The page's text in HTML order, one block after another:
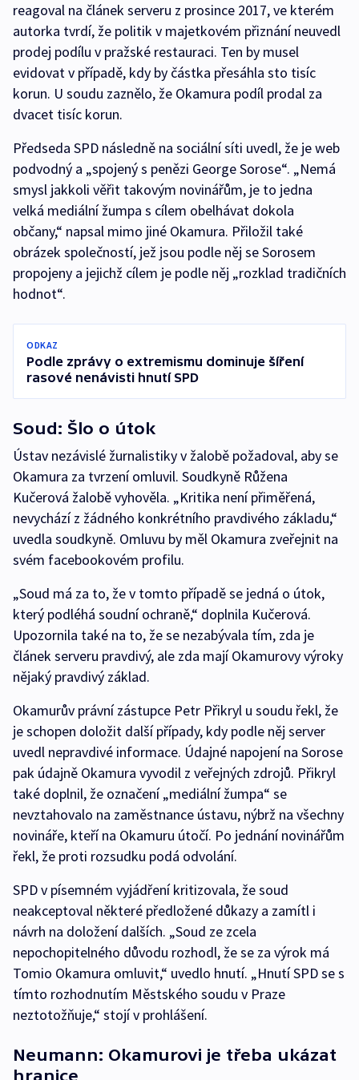
reagoval na článek serveru z prosince 2017, ve kterém
autorka tvrdí, že politik v majetkovém přiznání neuvedl
prodej podílu v pražské restauraci. Ten by musel
evidovat v případě, kdy by částka přesáhla sto tisíc
korun. U soudu zaznělo, že Okamura podíl prodal za
dvacet tisíc korun.
Předseda SPD následně na sociální síti uvedl, že je web
podvodný a „spojený s penězi George Sorose“. „Nemá
smysl jakkoli věřit takovým novinářům, je to jedna
velká mediální žumpa s cílem obelhávat dokola
občany,“ napsal mimo jiné Okamura. Přiložil také
obrázek společností, jež jsou podle něj se Sorosem
propojeny a jejichž cílem je podle něj „rozklad tradičních
hodnot“.
ODKAZ
Podle zprávy o extremismu dominuje šíření
rasové nenávisti hnutí SPD
Soud: Šlo o útok
Ústav nezávislé žurnalistiky v žalobě požadoval, aby se
Okamura za tvrzení omluvil. Soudkyně Růžena
Kučerová žalobě vyhověla. „Kritika není přiměřená,
nevychází z žádného konkrétního pravdivého základu,“
uvedla soudkyně. Omluvu by měl Okamura zveřejnit na
svém facebookovém profilu.
„Soud má za to, že v tomto případě se jedná o útok,
který podléhá soudní ochraně,“ doplnila Kučerová.
Upozornila také na to, že se nezabývala tím, zda je
článek serveru pravdivý, ale zda mají Okamurovy výroky
nějaký pravdivý základ.
Okamurův právní zástupce Petr Přikryl u soudu řekl, že
je schopen doložit další případy, kdy podle něj server
uvedl nepravdivé informace. Údajné napojení na Sorose
pak údajně Okamura vyvodil z veřejných zdrojů. Přikryl
také doplnil, že označení „mediální žumpa“ se
nevztahovalo na zaměstnance ústavu, nýbrž na všechny
novináře, kteří na Okamuru útočí. Po jednání novinářům
řekl, že proti rozsudku podá odvolání.
SPD v písemném vyjádření kritizovala, že soud
neakceptoval některé předložené důkazy a zamítl i
návrh na doložení dalších. „Soud ze zcela
nepochopitelného důvodu rozhodl, že se za výrok má
Tomio Okamura omluvit,“ uvedlo hnutí. „Hnutí SPD se s
tímto rozhodnutím Městského soudu v Praze
neztotožňuje,“ stojí v prohlášení.
Neumann: Okamurovi je třeba ukázat
hranice